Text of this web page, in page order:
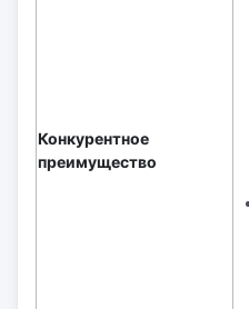
Конкурентное
преимущество